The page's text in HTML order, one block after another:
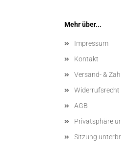
Mehr über...
Impressum
Kontakt
Versand- &
AGB
Privatsphäre
Sitzung